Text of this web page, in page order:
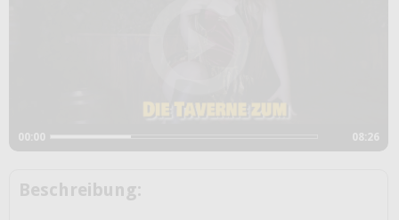
00:00 08:26
Beschreibung: